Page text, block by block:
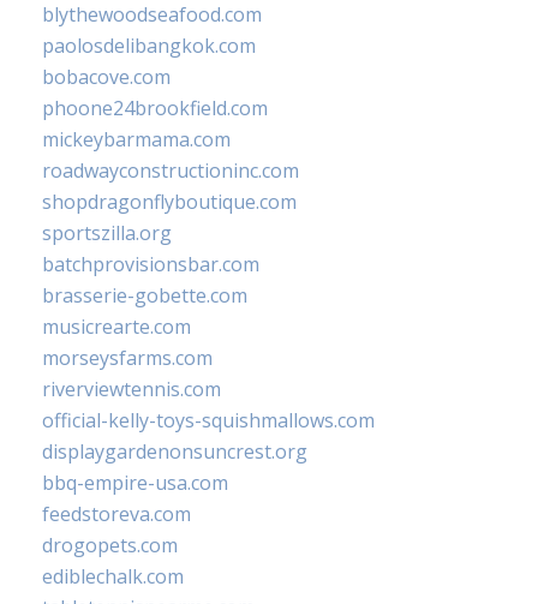
blythewoodseafood.com
paolosdelibangkok.com
bobacove.com
phoone24brookfield.com
mickeybarmama.com
roadwayconstructioninc.com
shopdragonflyboutique.com
sportszilla.org
batchprovisionsbar.com
brasserie-gobette.com
musicrearte.com
morseysfarms.com
riverviewtennis.com
official-kelly-toys-squishmallows.com
displaygardenonsuncrest.org
bbq-empire-usa.com
feedstoreva.com
drogopets.com
ediblechalk.com